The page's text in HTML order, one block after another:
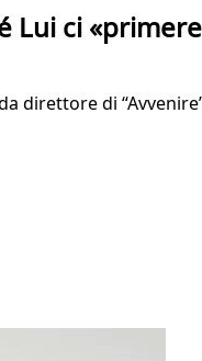
Lui ci
direttore di